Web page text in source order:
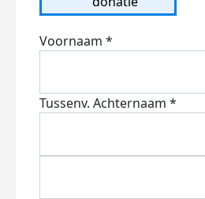
Voornaam *
Tussenv. Achternaam *